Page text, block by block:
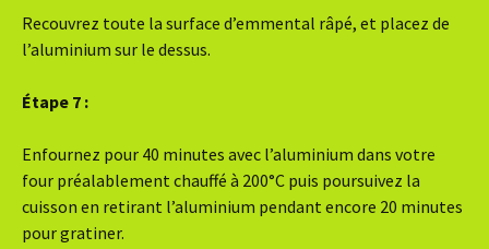
Recouvrez toute la surface d’emmental râpé, et placez de
l’aluminium sur le dessus.
Étape 7 :
Enfournez pour 40 minutes avec l’aluminium dans votre
four préalablement chauffé à 200°C puis poursuivez la
cuisson en retirant l’aluminium pendant encore 20 minutes
pour gratiner.